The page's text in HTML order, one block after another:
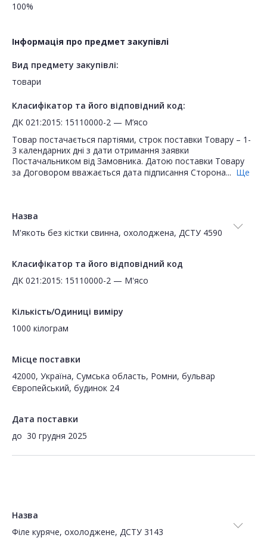
100%
Інформація про предмет закупівлі
Вид предмету закупівлі:
товари
Класифікатор та його відповідний код:
ДК 021:2015: 15110000-2 — М’ясо
Товар постачається партіями, строк поставки Товару – 1-
3 календарних дні з дати отримання заявки
Постачальником від Замовника. Датою поставки Товару
за Договором вважається дата підписання Сторона... Ще
Назва
М'якоть без кістки свинна, охолоджена, ДСТУ 4590
Класифікатор та його відповідний код
ДК 021:2015: 15110000-2 — М'ясо
Кількість/Одиниці виміру
1000 кілограм
Місце поставки
42000, Україна, Сумська область, Ромни, бульвар
Європейський, будинок 24
Дата поставки
до 30 грудня 2025
Назва
Філе куряче, охолоджене, ДСТУ 3143